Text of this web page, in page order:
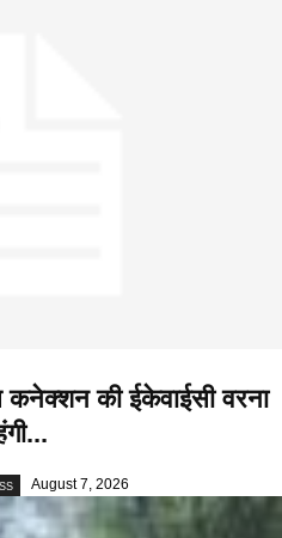
की ईकेवाईसी वरना
August 7, 2026